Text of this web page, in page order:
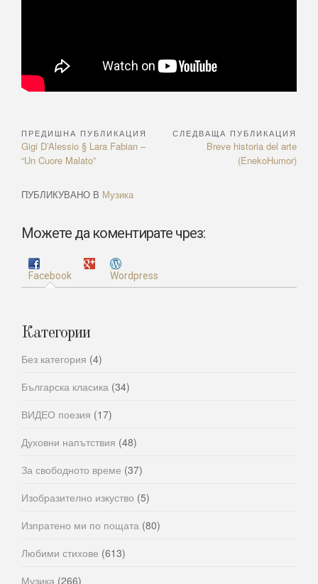
Навигация
ПРЕДИШНА ПУБЛИКАЦИЯ
Previous
Article:
Gigi D’Alessio § Lara Fabian –
“Un Cuore Malato”
СЛЕДВАЩА ПУБЛИКАЦИЯ
Next
Breve historia del arte
(EnekoHumor)
ПУБЛИКУВАНО В Музика
Можете да коментирате чрез:
Facebook Wordpress
Категории
Без категория (4)
Българска класика (34)
ВИДЕО поезия (17)
Духовни напътствия (48)
За свободното време (37)
Изобразително изкуство (5)
Изпратено ми по пощата (80)
Любими стихове (613)
Музика (266)